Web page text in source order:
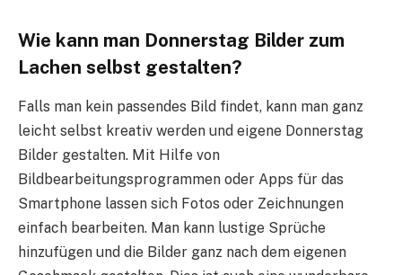
Wie kann man Donnerstag Bilder zum
Lachen selbst gestalten?
Falls man kein passendes Bild findet, kann man ganz
leicht selbst kreativ werden und eigene Donnerstag
Bilder gestalten. Mit Hilfe von
Bildbearbeitungsprogrammen oder Apps für das
Smartphone lassen sich Fotos oder Zeichnungen
einfach bearbeiten. Man kann lustige Sprüche
hinzufügen und die Bilder ganz nach dem eigenen